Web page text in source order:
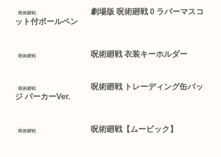
呪術廻戦
劇場版 呪術廻戦 0 ラバーマスコ
ット付ボールペン
呪術廻戦 呪術廻戦 衣装キーホルダー
呪術廻戦
呪術廻戦 トレーディング缶バッ
ジ パーカーVer.
呪術廻戦 呪術廻戦【ムービック】